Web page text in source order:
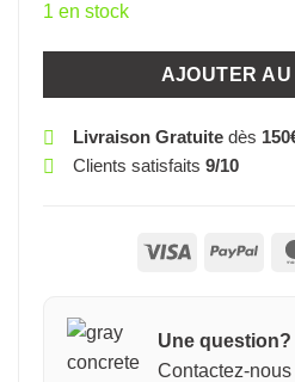
1 en stock
AJOUTER
Livraison Gratuitedès
Clients satisfaits 9/10
Visa
Une question?
Contactez-nous